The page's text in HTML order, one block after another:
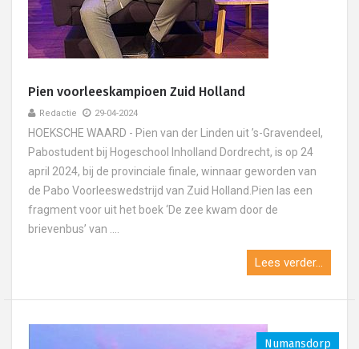
Pien voorleeskampioen Zuid Holland
Redactie 29-04-2024
HOEKSCHE WAARD - Pien van der Linden uit ’s-Gravendeel,
Pabostudent bij Hogeschool Inholland Dordrecht, is op 24
april 2024, bij de provinciale finale, winnaar geworden van
de Pabo Voorleeswedstrijd van Zuid Holland.Pien las een
fragment voor uit het boek ‘De zee kwam door de
brievenbus’ van ....
Lees verder...
Numansdorp